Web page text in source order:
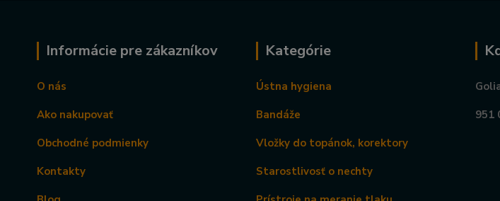
Informácie pre zákazníkov
O nás
Ako nakupovať
Obchodné podmienky
Kontakty
Kategórie
Ústna hygiena
Bandáže
Vložky do topánok, korektory
Starostlivosť o nechty
951